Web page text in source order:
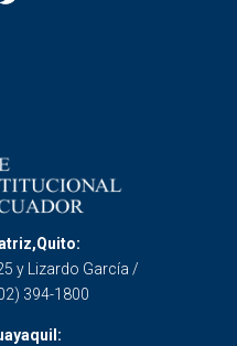
y Lizardo García /
394-1800